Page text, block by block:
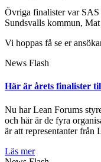
Övriga finalister var
Sundsvalls kommun,
Vi hoppas få se er
News Flash
Här är årets finalister
Nu har Lean Forums
och här är de fyra
är att representanter
Läs mer